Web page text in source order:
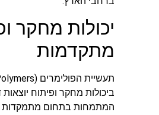
יכולות מחקר
מתקדמות
ביכולות מחקר ופיתוח
המתמחות בתחום מתמקדות